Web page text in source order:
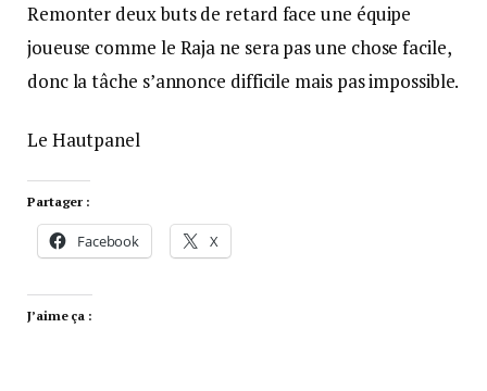
Remonter deux buts de retard face une équipe
joueuse comme le Raja ne sera pas une chose facile,
donc la tâche s’annonce difficile mais pas impossible.
Le Hautpanel
Partager :
Facebook X
J’aime ça :